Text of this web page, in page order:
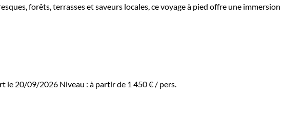
forêts, terrasses et saveurs locales, ce voyage à pied offre une immersion
le 20/09/2026 Niveau : à partir de 1 450 € / pers.